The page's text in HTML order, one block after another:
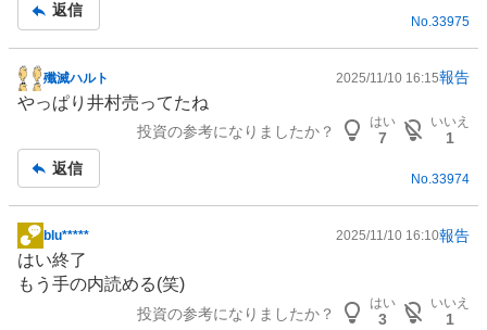
返信
No. 33975
掲
示
事
殲滅ハルト 2025/11/10 16:15報告
やっぱり井村売ってたね
投資の参考になりましたか？
はい
7
いいえ
1
返信
No.33974
掲
示
板
blu***** 2025/11/10 16:10報告
はい終了
もう手の内読める(笑)
投資の参考になりましたか？
はい
3
いいえ
1